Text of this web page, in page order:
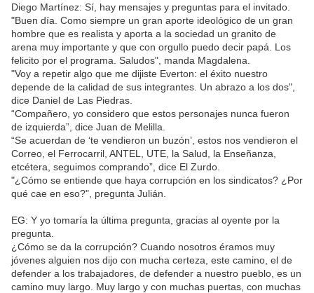
Diego Martínez: Sí, hay mensajes y preguntas para el invitado.
"Buen día. Como siempre un gran aporte ideológico de un gran
hombre que es realista y aporta a la sociedad un granito de
arena muy importante y que con orgullo puedo decir papá. Los
felicito por el programa. Saludos", manda Magdalena.
"Voy a repetir algo que me dijiste Everton: el éxito nuestro
depende de la calidad de sus integrantes. Un abrazo a los dos",
dice Daniel de Las Piedras.
“Compañero, yo considero que estos personajes nunca fueron
de izquierda”, dice Juan de Melilla.
“Se acuerdan de ‘te vendieron un buzón’, estos nos vendieron el
Correo, el Ferrocarril, ANTEL, UTE, la Salud, la Enseñanza,
etcétera, seguimos comprando”, dice El Zurdo.
"¿Cómo se entiende que haya corrupción en los sindicatos? ¿Por
qué cae en eso?", pregunta Julián.
EG: Y yo tomaría la última pregunta, gracias al oyente por la
pregunta.
¿Cómo se da la corrupción? Cuando nosotros éramos muy
jóvenes alguien nos dijo con mucha certeza, este camino, el de
defender a los trabajadores, de defender a nuestro pueblo, es un
camino muy largo. Muy largo y con muchas puertas, con muchas